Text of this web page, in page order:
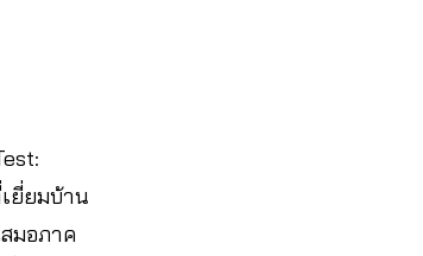
ยี่ยมบ้าน
มอภาค